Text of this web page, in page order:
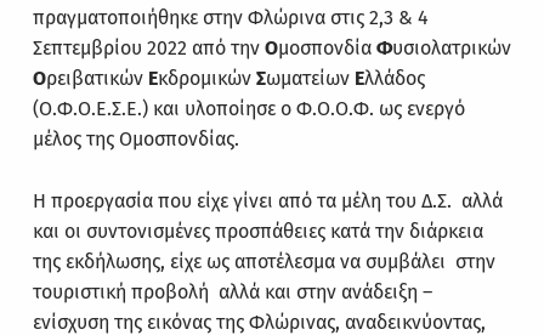
πραγματοποιήθηκε στην Φλώρινα στις 2,3 & 4
Σεπτεμβρίου 2022 από την Ομοσπονδία Φυσιολατρικών
Ορειβατικών Εκδρομικών Σωματείων Ελλάδος
(Ο.Φ.Ο.Ε.Σ.Ε.) και υλοποίησε ο Φ.Ο.Ο.Φ. ως ενεργό
μέλος της Ομοσπονδίας.
Η προεργασία που είχε γίνει από τα μέλη του Δ.Σ. αλλά
και οι συντονισμένες προσπάθειες κατά την διάρκεια
της εκδήλωσης, είχε ως αποτέλεσμα να συμβάλει στην
τουριστική προβολή αλλά και στην ανάδειξη –
ενίσχυση της εικόνας της Φλώρινας, αναδεικνύοντας,